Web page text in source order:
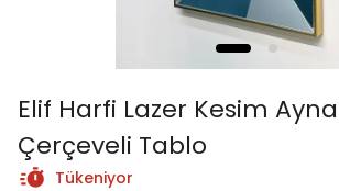
Elif Harfi Lazer Kesim Ayna
Çerçeveli Tablo
Tükeniyor